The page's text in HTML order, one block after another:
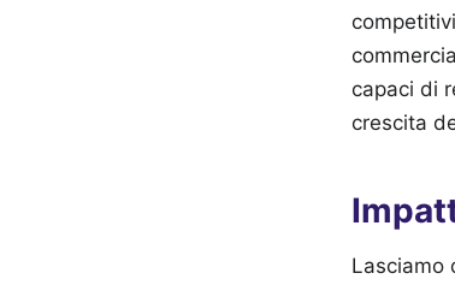
capaci di
crescita
Lasciamo